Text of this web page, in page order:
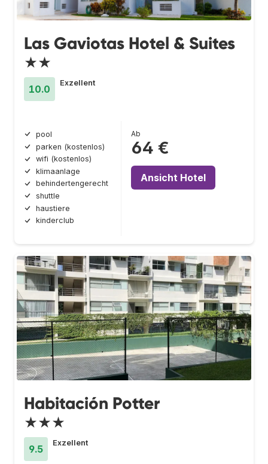
Las Gaviotas Hotel & Suites
★★
10.0
Exzellent
pool
parken (kostenlos)
wifi (kostenlos)
klimaanlage
behindertengerecht
shuttle
haustiere
kinderclub
Ab
64 €
Ansicht Hotel
Habitación Potter
★★★
9.5
Exzellent